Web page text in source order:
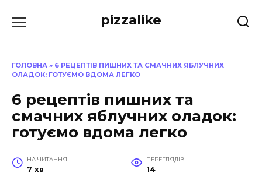
до
pizzalike
ГОЛОВНА » 6 РЕЦЕПТІВ ПИШНИХ ТА СМАЧНИХ ЯБЛУЧНИХ
ОЛАДОК: ГОТУЄМО ВДОМА ЛЕГКО
6 рецептів пишних та
смачних яблучних оладок:
готуємо вдома легко
НА ЧИТАННЯ
7 хв
ПЕРЕГЛЯДІВ
14